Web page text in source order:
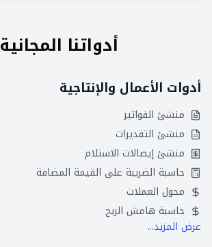
أدواتنا المجانية
أدوات الأعمال والإنتاجية
منشئ الفواتير
منشئ التقديرات
منشئ إيصالات الاستلام
حاسبة الضريبة على القيمة المضافة
محول العملات
حاسبة هامش الربح
عرض المزيد...